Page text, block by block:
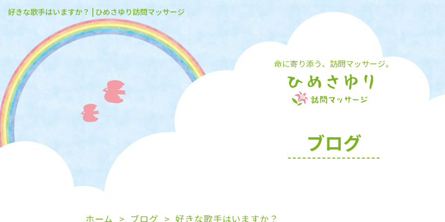
命に寄り添う、訪問マッサージ。
好きな歌手はいますか？ | ひめさゆり訪問マッサージ
ブログ
ホーム ブログ 好きな歌手はいますか？